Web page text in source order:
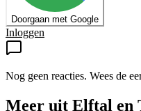
Doorgaan met Google
Inloggen
Nog geen reacties. Wees de
Meer uit Elftal en